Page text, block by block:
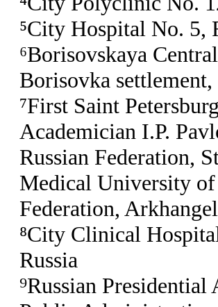
⁵City Hospital No. 5,
⁶Borisovskaya
Borisovka settlement,
⁷First Saint
Academician I.P.
Russian Federation,
Medical University
Federation,
⁸City Clinical
Russia
⁹Russian